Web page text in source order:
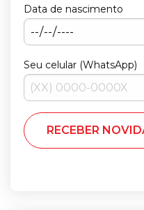
Data de nascimento
Seu celular (WhatsApp)